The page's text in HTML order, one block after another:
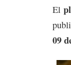
El
09